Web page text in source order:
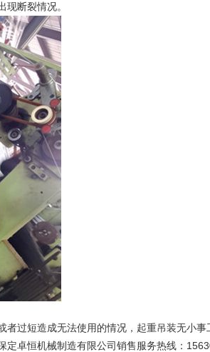
断裂情况。
过短造成无法使用的情况，起重吊装无小事
定卓恒机械制造有限公司销售服务热线：